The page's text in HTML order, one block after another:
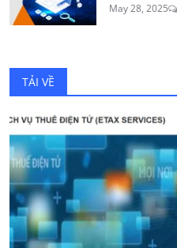
May 28, 2025
TẢI VỀ